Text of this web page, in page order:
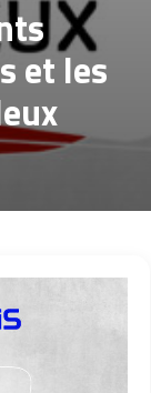
et les